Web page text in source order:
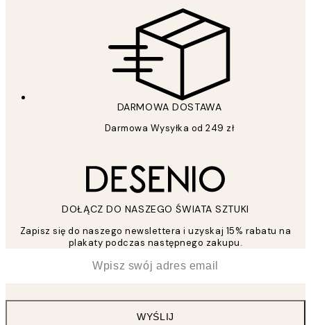
DARMOWA DOSTAWA
Darmowa Wysyłka od 249 zł
DOŁĄCZ DO NASZEGO ŚWIATA SZTUKI
Zapisz się do naszego newslettera i uzyskaj 15% rabatu na
plakaty podczas następnego zakupu.
WYŚLIJ